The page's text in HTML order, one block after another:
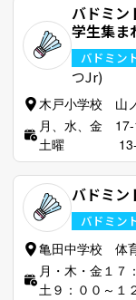
バドミン
学生集ま
バドミン
つJr)
木戸小学校 山
月、水、金
土曜 13-
バドミン
バドミン
亀田中学校 体
月・木・金１７
土９：００～１